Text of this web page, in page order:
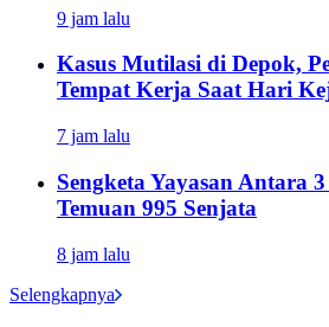
9 jam lalu
Kasus Mutilasi di Depok,
Tempat Kerja Saat Hari
7 jam lalu
Sengketa Yayasan Antara
Temuan 995 Senjata
8 jam lalu
Selengkapnya